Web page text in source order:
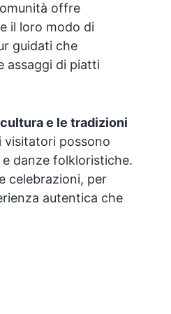
offre
il loro modo di
guidati che
assaggi di piatti
e le tradizioni
visitatori possono
danze folkloristiche.
celebrazioni, per
autentica che